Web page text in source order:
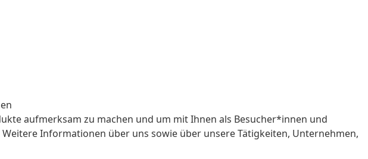
aufmerksam zu machen und um mit Ihnen als Besucher*innen und
Informationen über uns sowie über unsere Tätigkeiten, Unternehmen,